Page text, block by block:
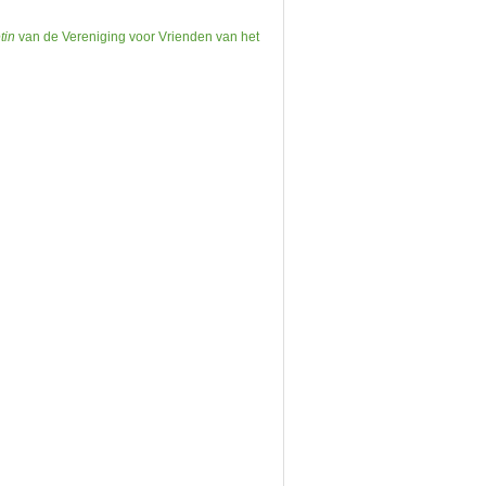
van de Vereniging voor Vrienden van het